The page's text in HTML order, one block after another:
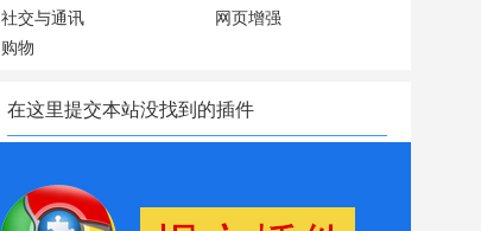
社交与通讯
网页增强
购物
在这里提交本站没找到的插件